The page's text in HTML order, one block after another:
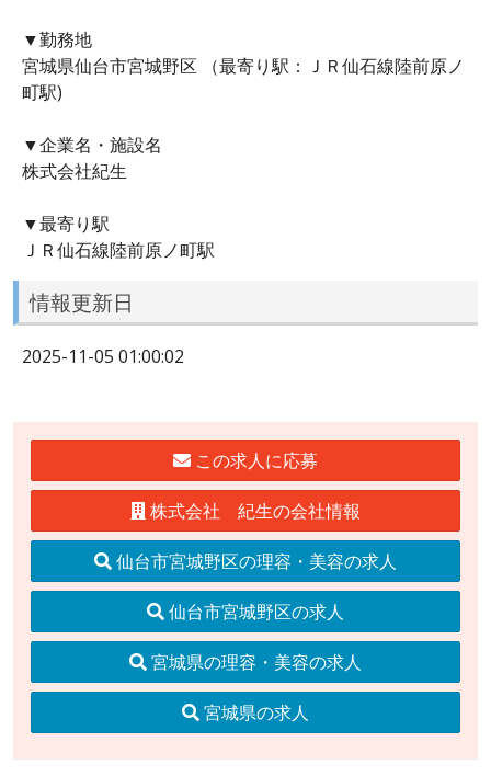
▼勤務地
宮城県仙台市宮城野区 （最寄り駅：ＪＲ仙石線陸前原ノ
町駅)
▼企業名・施設名
株式会社紀生
▼最寄り駅
ＪＲ仙石線陸前原ノ町駅
情報更新日
2025-11-05 01:00:02
この求人に応募
株式会社 紀生の会社情報
仙台市宮城野区の理容・美容の求人
仙台市宮城野区の求人
宮城県の理容・美容の求人
宮城県の求人